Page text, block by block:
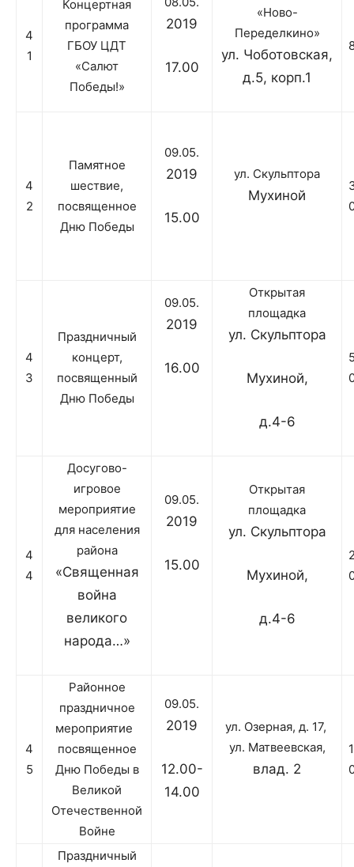
4
1
Концертная
программа
ГБОУ ЦДТ
«Салют
Победы!»
2019
17.00
«Ново-
Переделкино»
ул. Чоботовская,
д.5, корп.1
4
2
Памятное
шествие,
посвященное
Дню Победы
09.05.
2019
15.00
ул. Скульптора
Мухиной
4
3
Праздничный
концерт,
посвященный
Дню Победы
09.05.
2019
16.00
Открытая
площадка
ул. Скульптора
Мухиной,
д.4-6
4
4
Досугово-
игровое
мероприятие
для населения
района
«Священная
война
великого
народа…»
09.05.
2019
15.00
Открытая
площадка
ул. Скульптора
Мухиной,
д.4-6
4
5
Районное
праздничное
мероприятие
посвященное
Дню Победы в
Великой
Отечественной
Войне
09.05.
2019
12.00-
14.00
ул. Озерная, д. 17,
ул. Матвеевская,
влад. 2
Праздничный